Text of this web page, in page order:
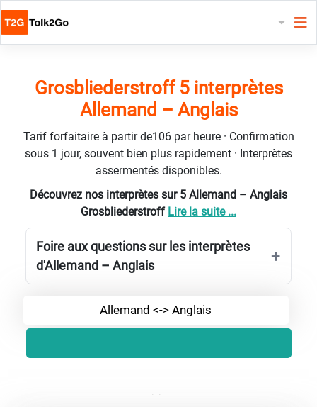
Grosbliederstroff 5 interprètes
Allemand – Anglais
Tarif forfaitaire à partir de106 par heure · Confirmation
sous 1 jour, souvent bien plus rapidement · Interprètes
assermentés disponibles.
Découvrez nos interprètes sur 5 Allemand – Anglais
Grosbliederstroff Lire la suite ...
Foire aux questions sur les interprètes
d'Allemand – Anglais
Allemand <-> Anglais